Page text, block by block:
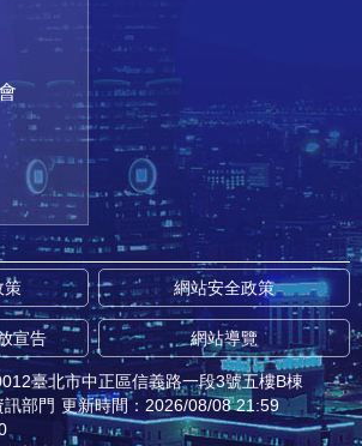
策 網站安全政策
宣告 網站導覽
臺北市中正區信義路一段3號五樓B棟
部門 更新時間：2026/08/08 21:59